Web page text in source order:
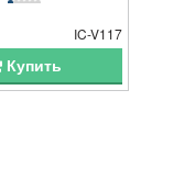
IC-V117
Купить